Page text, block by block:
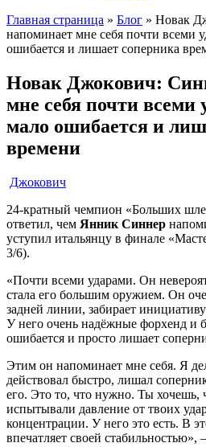
Главная страница » Блог » Новак
напоминает мне себя почти всеми
ошибается и лишает соперника
Новак Джокович:
мне себя почти всеми
мало ошибается и
времени
Джокович
24-кратный чемпион «Больших
ответил, чем Янник Синнер
уступил итальянцу в финале
3/6).
«Почти всеми ударами. Он
стала его большим оружием. Он
задней линии, забирает
У него очень надёжные форхенд и
ошибается и просто лишает
Этим он напоминает мне себя. Я
действовал быстро, лишал
его. Это то, что нужно. Ты хочешь,
испытывали давление от твоих
концентрации. У него это есть. В
впечатляет своей